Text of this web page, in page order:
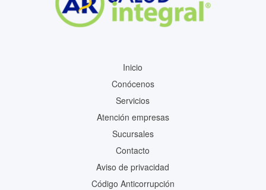
Inicio
Conócenos
Servicios
Atención empresas
Sucursales
Contacto
Aviso de privacidad
Código Anticorrupción